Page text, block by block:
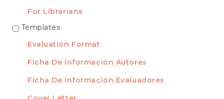
For Librarians
TEMPLATES
Templates
Evaluation Format
Ficha De Información Autores
Ficha De Información Evaluadores